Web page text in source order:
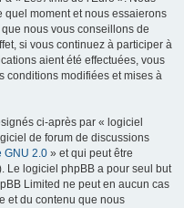
quel moment et nous essaierons
nous vous conseillons de
si vous continuez à participer à
aient été effectuées, vous
conditions modifiées et mises à
ci-après par « logiciel
de forum de discussions
GNU 2.0 » et qui peut être
Le logiciel phpBB a pour seul but
Limited ne peut en aucun cas
et du contenu que nous